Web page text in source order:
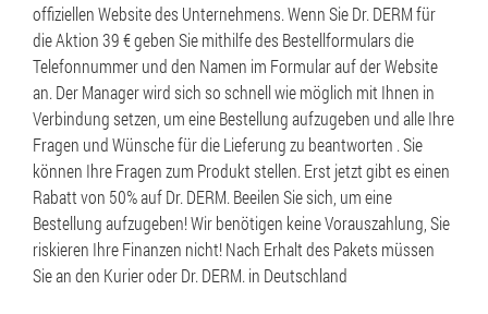
offiziellen Website des Unternehmens. Wenn Sie Dr. DERM für
die Aktion 39 € geben Sie mithilfe des Bestellformulars die
Telefonnummer und den Namen im Formular auf der Website
an. Der Manager wird sich so schnell wie möglich mit Ihnen in
Verbindung setzen, um eine Bestellung aufzugeben und alle Ihre
Fragen und Wünsche für die Lieferung zu beantworten . Sie
können Ihre Fragen zum Produkt stellen. Erst jetzt gibt es einen
Rabatt von 50% auf Dr. DERM. Beeilen Sie sich, um eine
Bestellung aufzugeben! Wir benötigen keine Vorauszahlung, Sie
riskieren Ihre Finanzen nicht! Nach Erhalt des Pakets müssen
Sie an den Kurier oder Dr. DERM. in Deutschland